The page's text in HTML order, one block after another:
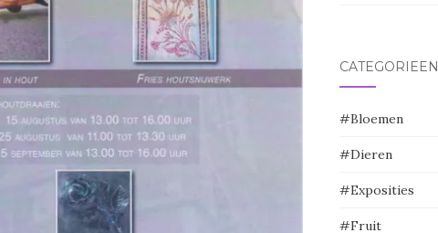
CATEGORIEËN
#Bloemen
#Dieren
#Exposities
#Fruit